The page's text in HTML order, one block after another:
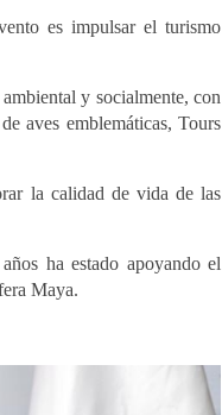
es impulsar el turismo
y socialmente, con
aves emblemáticas, Tours
la calidad de vida de las
ha estado apoyando el
Maya.